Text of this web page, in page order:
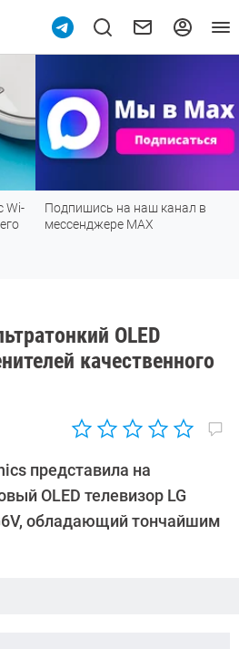
Wi-
Подпишись на наш канал в
мессенджере МАХ
OLED
качественного
представила на
OLED телевизор LG
обладающий тончайшим